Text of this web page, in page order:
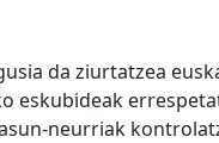
da ziurtatzea
eskubideak
neurriak